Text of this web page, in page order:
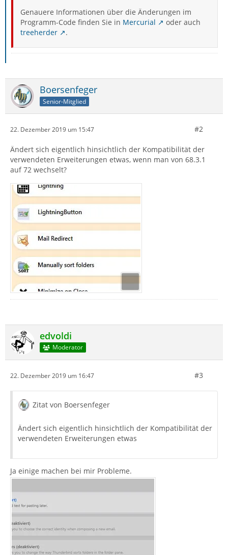
Genauere Informationen über die Änderungen im
Programm-Code finden Sie in Mercurial
oder auch
treeherder
.
Boersenfeger
Senior-Mitglied
22. Dezember 2019 um 15:47 #2
Ändert sich eigentlich hinsichtlich der Kompatibilität der
verwendeten Erweiterungen etwas, wenn man von 68.3.1
auf 72 wechselt?
edvoldi
Moderator
22. Dezember 2019 um 16:47 #3
Zitat von Boersenfeger
Ändert sich eigentlich hinsichtlich der Kompatibilität der
verwendeten Erweiterungen etwas
Ja einige machen bei mir Probleme.